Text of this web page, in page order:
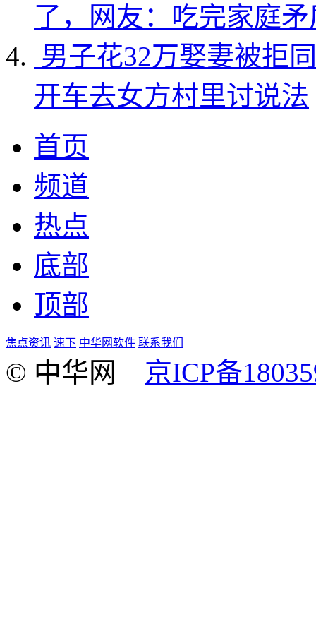
了，网友：吃完家庭
男子花32万娶妻被拒
开车去女方村里讨说法
首页
频道
热点
底部
顶部
焦点资讯 速下 中华网软件 联系我们
© 中华网 京ICP备